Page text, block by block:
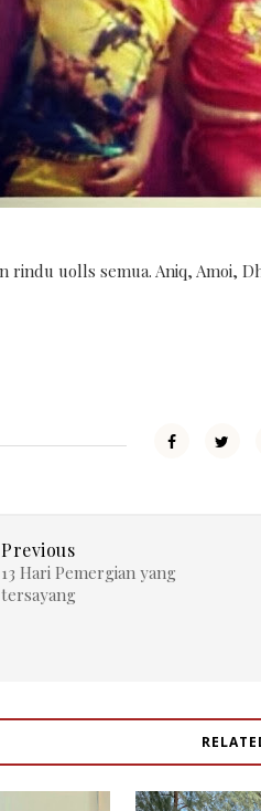
rindu uolls semua. Aniq, Amoi,
Previous
13 Hari Pemergian yang
tersayang